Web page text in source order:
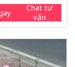
Chat tư
vấn